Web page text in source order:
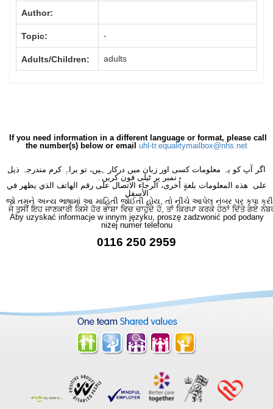
Author:
Topic: -
Adults/Children: adults
If you need information in a different language or format, please call
the number(s) below or email uhl-tr.equalitymailbox@nhs.net
اگر آپ کو یہ معلومات کسی اور زبان میں درکار ہیں، تو براہِ کرم مندرجہ ذیل
نمبر پر ٹیلی فون کریں۔
على هذه المعلومات بلغةٍ أُخرى، الرجاء الاتصال على رقم الهاتف الذي يظهر في
الأسفل
જો તમને અન્ય ભાષામાં આ માહિતી જોઈતી હોય, તો નીચે આપેલ નંબર પર કૃપા કરી
ਜੇ ਤੁਸੀਂ ਇਹ ਜਾਣਕਾਰੀ ਕਿਸੇ ਹੋਰ ਭਾਸ਼ਾ ਵਿਚ ਚਾਹੁੰਦੇ ਹੋ, ਤਾਂ ਕਿਰਪਾ ਕਰਕੇ ਹੇਠਾਂ ਦਿੱਤੇ ਗਏ
Aby uzyskać informacje w innym języku, proszę zadzwonić pod podany
niżej numer telefonu
0116 250 2959